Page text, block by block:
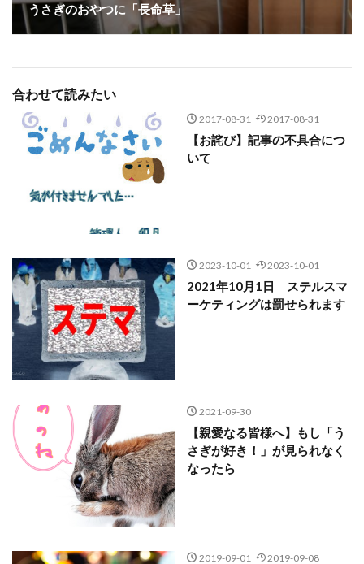
うさぎのおやつに「長命草」
合わせて読みたい
2017-08-31 2017-08-31
【お詫び】記事の不具合につ
いて
2023-10-01 2023-10-01
2021年10月1日 ステルスマ
ーケティングは罰せられます
2021-09-30
【親愛なる皆様へ】もし「う
さぎが好き！」が見られなく
なったら
2019-09-01 2019-09-08